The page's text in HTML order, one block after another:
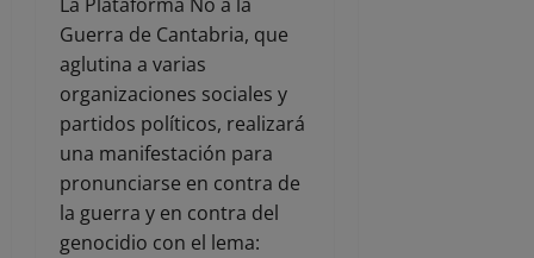
La Plataforma No a la
Guerra de Cantabria, que
aglutina a varias
organizaciones sociales y
partidos políticos, realizará
una manifestación para
pronunciarse en contra de
la guerra y en contra del
genocidio con el lema: